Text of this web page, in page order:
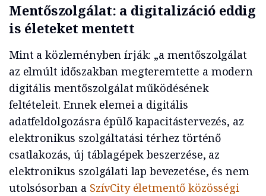
Mentőszolgálat: a digitalizáció eddig
is életeket mentett
Mint a közleményben írják: „a mentőszolgálat
az elmúlt időszakban megteremtette a modern
digitális mentőszolgálat működésének
feltételeit. Ennek elemei a digitális
adatfeldolgozásra épülő kapacitástervezés, az
elektronikus szolgáltatási térhez történő
csatlakozás, új táblagépek beszerzése, az
elektronikus szolgálati lap bevezetése, és nem
utolsósorban a SzívCity életmentő közösségi